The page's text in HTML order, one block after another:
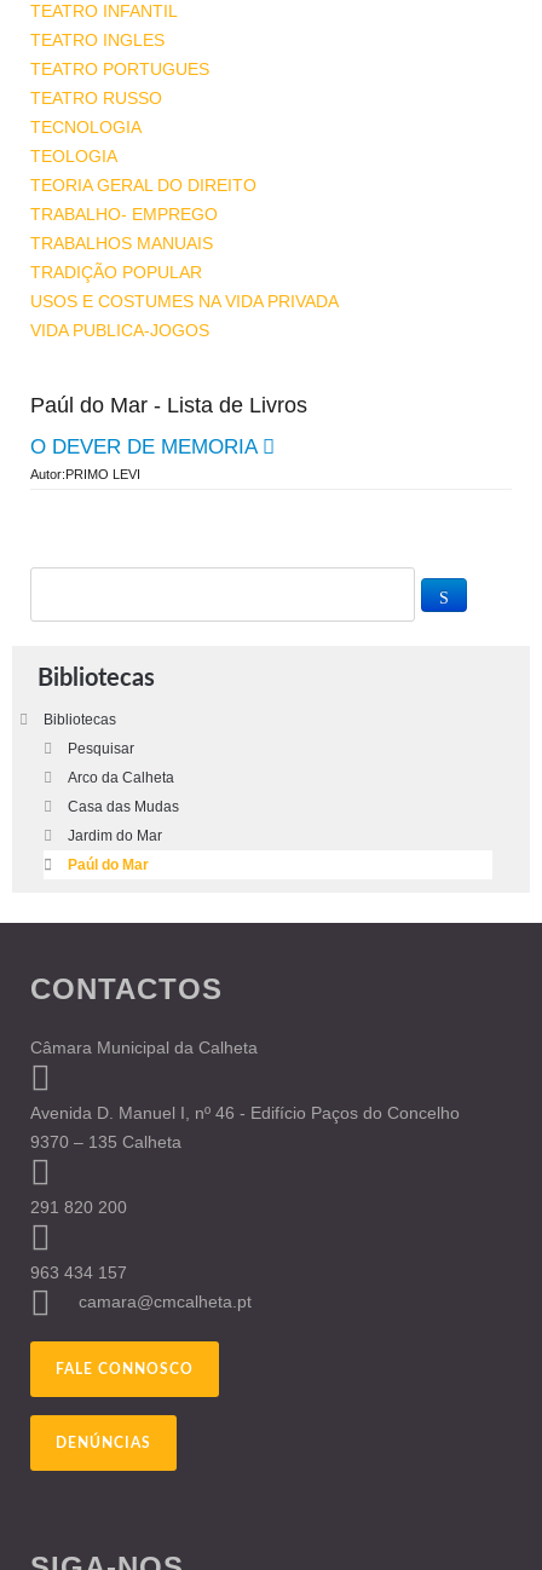
TEATRO INFANTIL
TEATRO INGLES
TEATRO PORTUGUES
TEATRO RUSSO
TECNOLOGIA
TEOLOGIA
TEORIA GERAL DO DIREITO
TRABALHO- EMPREGO
TRABALHOS MANUAIS
TRADIÇÃO POPULAR
USOS E COSTUMES NA VIDA PRIVADA
VIDA PUBLICA-JOGOS
Paúl do Mar - Lista de Livros
O DEVER DE MEMORIA
Autor:PRIMO LEVI
Bibliotecas
Bibliotecas
Pesquisar
Arco da Calheta
Casa das Mudas
Jardim do Mar
Paúl do Mar
CONTACTOS
Câmara Municipal da Calheta
Avenida D. Manuel I, nº 46 - Edifício Paços do Concelho
9370 – 135 Calheta
291 820 200
963 434 157
camara@cmcalheta.pt
FALE CONNOSCO
DENÚNCIAS